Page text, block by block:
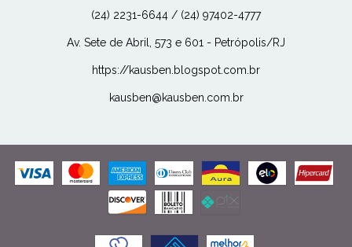
(24) 2231-6644 / (24) 97402-4777
Av. Sete de Abril, 573 e 601 - Petrópolis/RJ
https://kausben.blogspot.com.br
kausben@kausben.com.br